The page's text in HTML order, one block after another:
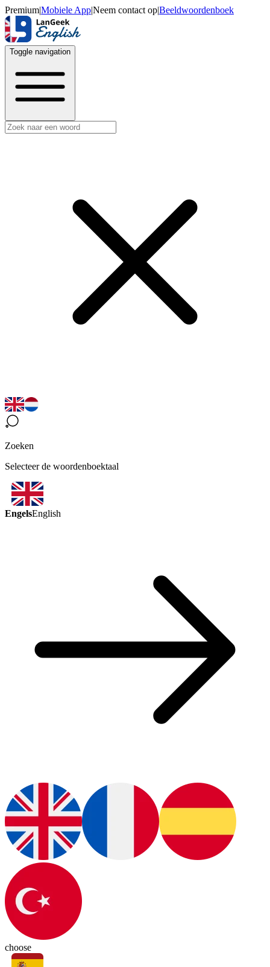
Premium|Mobiele App|Neem contact op|Beeldwoordenboek
Toggle navigation
Zoeken
Selecteer de woordenboektaal
EngelsEnglish
choose